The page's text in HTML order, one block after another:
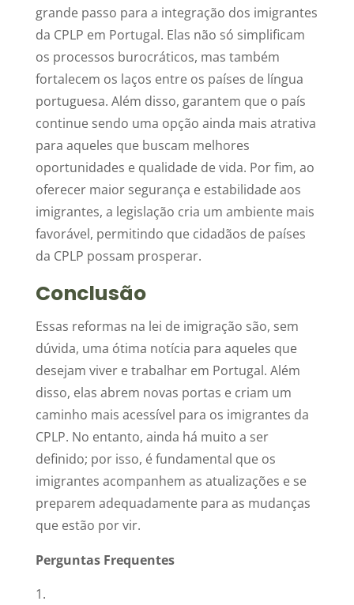
grande passo para a integração dos imigrantes
da CPLP em Portugal. Elas não só simplificam
os processos burocráticos, mas também
fortalecem os laços entre os países de língua
portuguesa. Além disso, garantem que o país
continue sendo uma opção ainda mais atrativa
para aqueles que buscam melhores
oportunidades e qualidade de vida. Por fim, ao
oferecer maior segurança e estabilidade aos
imigrantes, a legislação cria um ambiente mais
favorável, permitindo que cidadãos de países
da CPLP possam prosperar.
Conclusão
Essas reformas na lei de imigração são, sem
dúvida, uma ótima notícia para aqueles que
desejam viver e trabalhar em Portugal. Além
disso, elas abrem novas portas e criam um
caminho mais acessível para os imigrantes da
CPLP. No entanto, ainda há muito a ser
definido; por isso, é fundamental que os
imigrantes acompanhem as atualizações e se
preparem adequadamente para as mudanças
que estão por vir.
Perguntas Frequentes